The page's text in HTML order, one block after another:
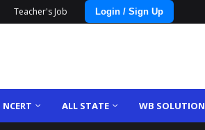
Teacher's Job Login / Sign Up
NCERT ALL STATE WB SOLUTION